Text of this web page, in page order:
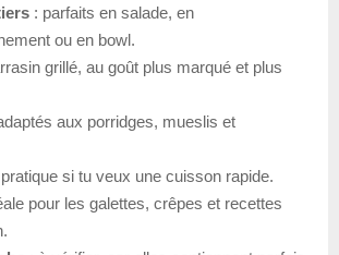
: parfaits en salade, en
ou en bowl.
grillé, au goût plus marqué et plus
aux porridges, mueslis et
si tu veux une cuisson rapide.
pour les galettes, crêpes et recettes